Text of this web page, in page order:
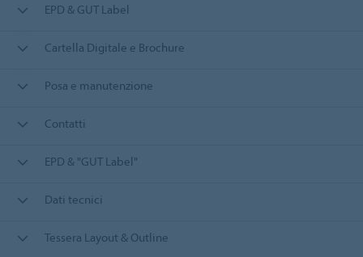
EPD & GUT Label
Cartella Digitale e Brochure
Posa e manutenzione
Contatti
EPD & "GUT Label"
Dati tecnici
Tessera Layout & Outline